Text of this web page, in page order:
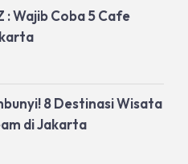
: Wajib Coba 5 Cafe
8 Destinasi Wisata
di Jakarta